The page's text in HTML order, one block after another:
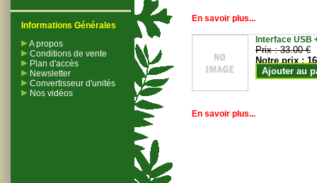
Informations Générales
A propos
Conditions de vente
Plan d'accès
Newsletter
Convertisseur d'unités
Nos vidéos
En savoir plus...
Interface USB
Prix :33.00 €
Notre prix :
Ajouter au
En savoir plus...